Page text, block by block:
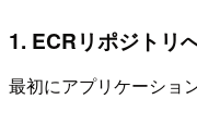
1. ECRリポジトリ
最初にアプリケーショ